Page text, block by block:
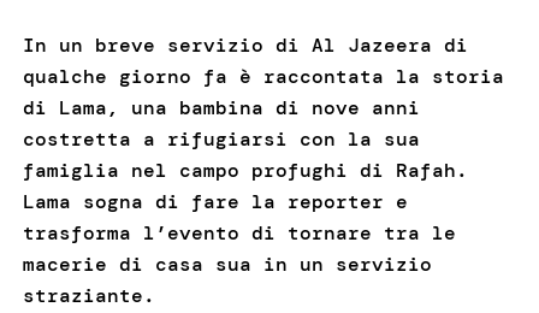
In un breve servizio di Al Jazeera di
qualche giorno fa è raccontata la storia
di Lama, una bambina di nove anni
costretta a rifugiarsi con la sua
famiglia nel campo profughi di Rafah.
Lama sogna di fare la reporter e
trasforma l’evento di tornare tra le
macerie di casa sua in un servizio
straziante.